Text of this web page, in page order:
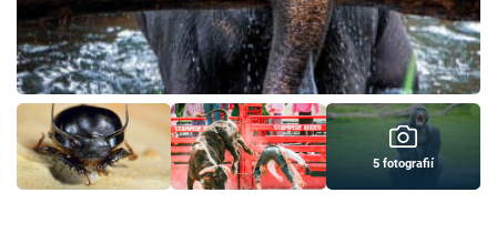
TV Program
Časopis
Sledujte prima+
Přihlášení
5 fotografií